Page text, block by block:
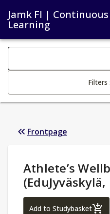
Jamk FI | Continuous
Learning
Search filters
Filters
Frontpage
Study Details:
Athlete’s
Add to Studybasket
Athlete’s